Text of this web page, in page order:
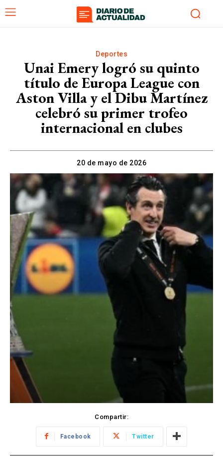
Deportes
Unai Emery logró su quinto
título de Europa League con
Aston Villa y el Dibu Martínez
celebró su primer trofeo
internacional en clubes
20 de mayo de 2026
Compartir:
Facebook Twitter